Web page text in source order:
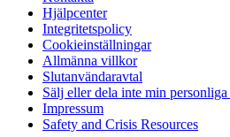
Hjälpcenter
Integritetspolicy
Cookieinställningar
Allmänna villkor
Slutanvändaravtal
Sälj eller dela inte min
Impressum
Safety and Crisis Resources